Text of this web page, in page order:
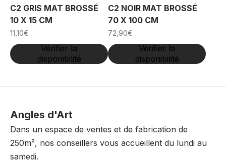
C2 GRIS MAT BROSSÉ
10 X 15 CM
11,10€
Vérifier la
disponibilité
C2 NOIR MAT BROSSÉ
70 X 100 CM
72,90€
Vérifier la
disponibilité
Angles d'Art
Dans un espace de ventes et de fabrication de
250m², nos conseillers vous accueillent du lundi au
samedi.